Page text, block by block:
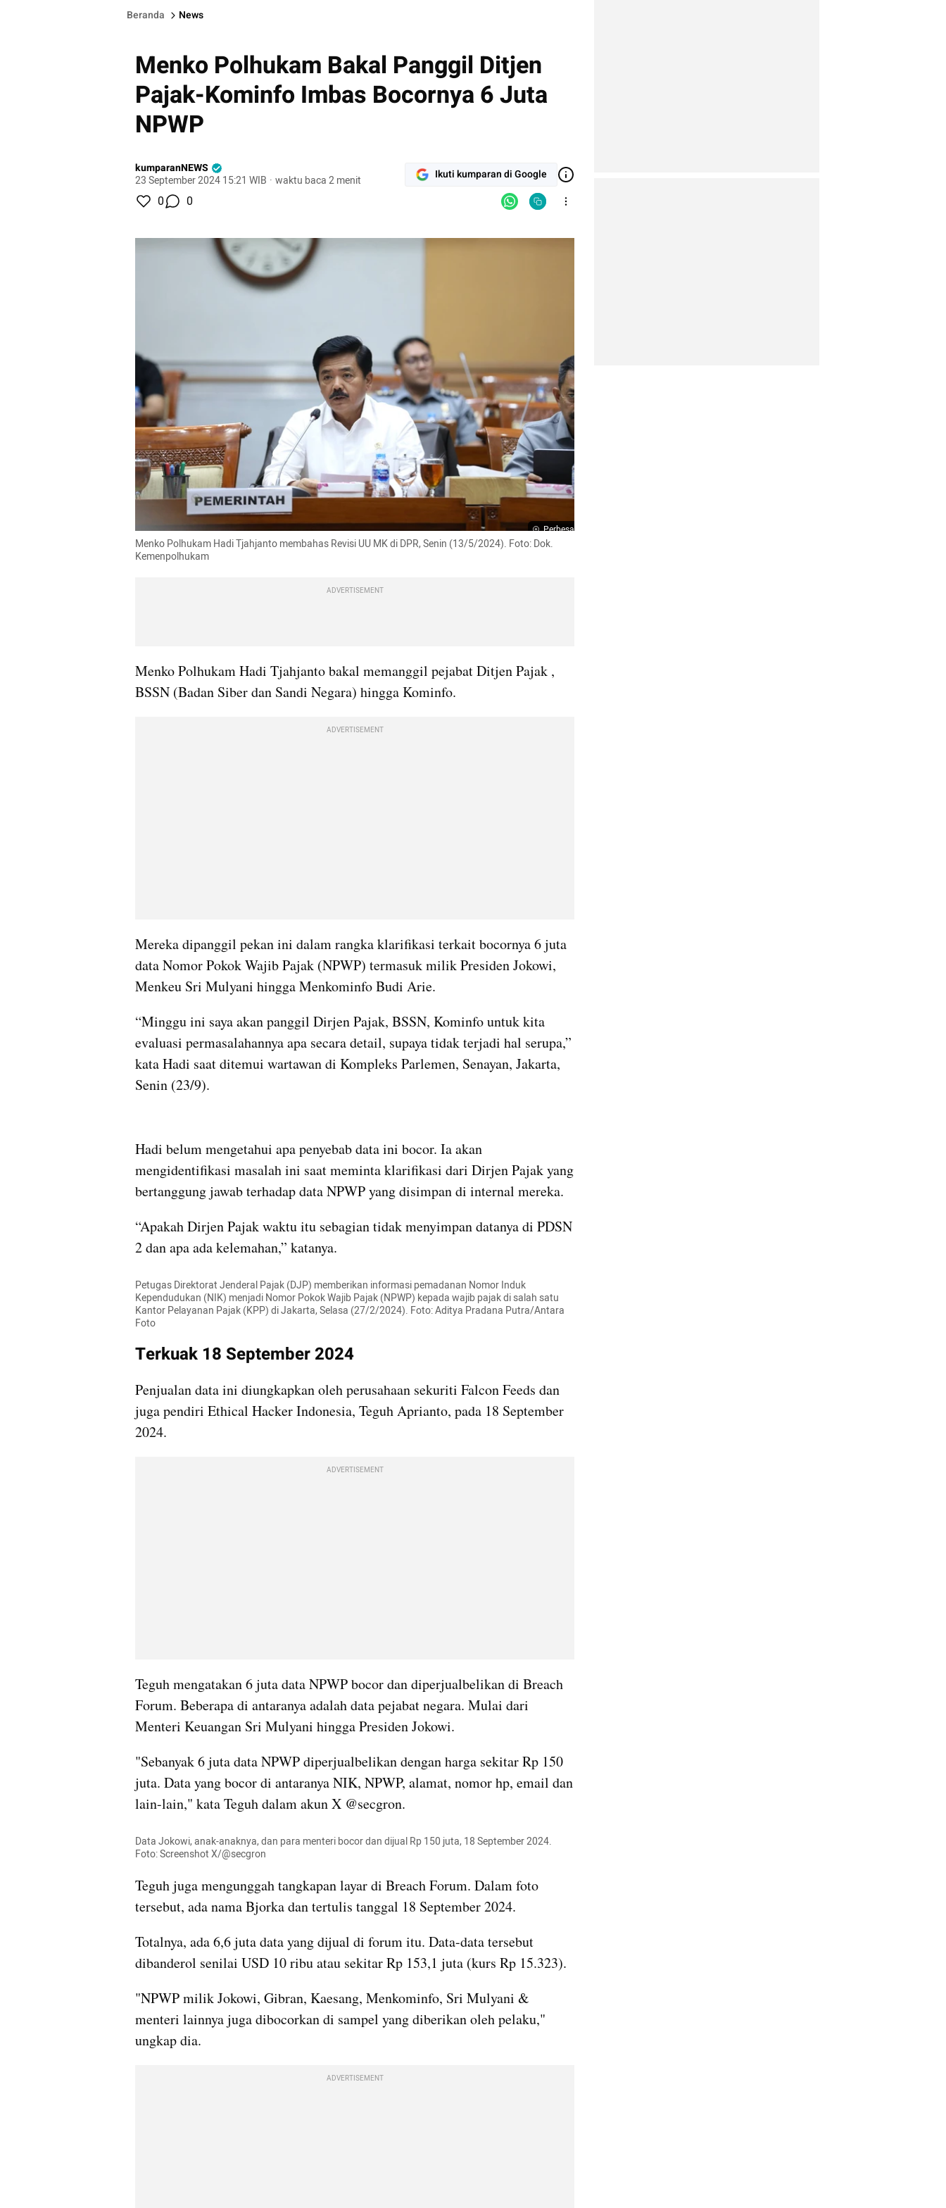
Beranda News
Menko Polhukam Bakal Panggil Ditjen
Pajak-Kominfo Imbas Bocornya 6 Juta
NPWP
kumparanNEWS
23 September 2024 15:21 WIB · waktu baca 2 menit Ikuti kumparan di Google
0 0
Perbesar
Menko Polhukam Hadi Tjahjanto membahas Revisi UU MK di DPR, Senin (13/5/2024). Foto: Dok.
Kemenpolhukam
ADVERTISEMENT
Menko Polhukam Hadi Tjahjanto bakal memanggil pejabat Ditjen Pajak ,
BSSN (Badan Siber dan Sandi Negara) hingga Kominfo.
ADVERTISEMENT
Mereka dipanggil pekan ini dalam rangka klarifikasi terkait bocornya 6 juta
data Nomor Pokok Wajib Pajak (NPWP) termasuk milik Presiden Jokowi,
Menkeu Sri Mulyani hingga Menkominfo Budi Arie.
“Minggu ini saya akan panggil Dirjen Pajak, BSSN, Kominfo untuk kita
evaluasi permasalahannya apa secara detail, supaya tidak terjadi hal serupa,”
kata Hadi saat ditemui wartawan di Kompleks Parlemen, Senayan, Jakarta,
Senin (23/9).
Hadi belum mengetahui apa penyebab data ini bocor. Ia akan
mengidentifikasi masalah ini saat meminta klarifikasi dari Dirjen Pajak yang
bertanggung jawab terhadap data NPWP yang disimpan di internal mereka.
“Apakah Dirjen Pajak waktu itu sebagian tidak menyimpan datanya di PDSN
2 dan apa ada kelemahan,” katanya.
Petugas Direktorat Jenderal Pajak (DJP) memberikan informasi pemadanan Nomor Induk
Kependudukan (NIK) menjadi Nomor Pokok Wajib Pajak (NPWP) kepada wajib pajak di salah satu
Kantor Pelayanan Pajak (KPP) di Jakarta, Selasa (27/2/2024). Foto: Aditya Pradana Putra/Antara
Foto
Terkuak 18 September 2024
Penjualan data ini diungkapkan oleh perusahaan sekuriti Falcon Feeds dan
juga pendiri Ethical Hacker Indonesia, Teguh Aprianto, pada 18 September
2024.
ADVERTISEMENT
Teguh mengatakan 6 juta data NPWP bocor dan diperjualbelikan di Breach
Forum. Beberapa di antaranya adalah data pejabat negara. Mulai dari
Menteri Keuangan Sri Mulyani hingga Presiden Jokowi.
"Sebanyak 6 juta data NPWP diperjualbelikan dengan harga sekitar Rp 150
juta. Data yang bocor di antaranya NIK, NPWP, alamat, nomor hp, email dan
lain-lain," kata Teguh dalam akun X @secgron.
Data Jokowi, anak-anaknya, dan para menteri bocor dan dijual Rp 150 juta, 18 September 2024.
Foto: Screenshot X/@secgron
Teguh juga mengunggah tangkapan layar di Breach Forum. Dalam foto
tersebut, ada nama Bjorka dan tertulis tanggal 18 September 2024.
Totalnya, ada 6,6 juta data yang dijual di forum itu. Data-data tersebut
dibanderol senilai USD 10 ribu atau sekitar Rp 153,1 juta (kurs Rp 15.323).
"NPWP milik Jokowi, Gibran, Kaesang, Menkominfo, Sri Mulyani &
menteri lainnya juga dibocorkan di sampel yang diberikan oleh pelaku,"
ungkap dia.
ADVERTISEMENT